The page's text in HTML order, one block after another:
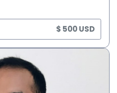
$ 500 USD